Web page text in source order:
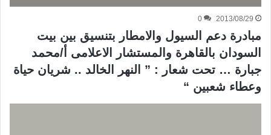
2013/08/29
0
مبادرة دعم السيول والامطار بتنسيق بين بيت
السودان بالقاهرة والمستشار الاعلامى أ/محمد
جبارة … تحت شعار : ” النهر الخالد .. شريان حياة
وعطاء شعبين “